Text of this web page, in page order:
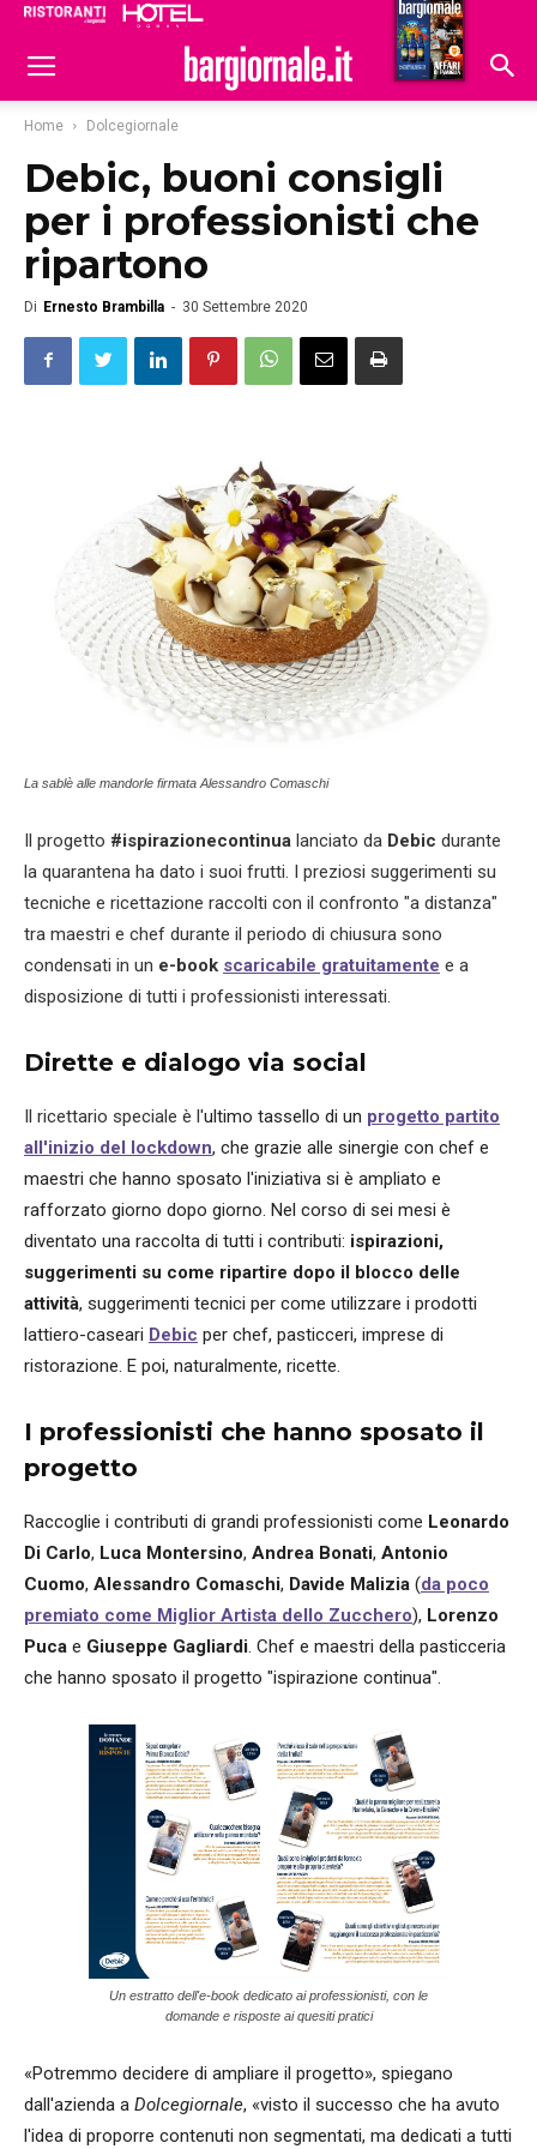
Hoteldomani
Home Dolcegiornale
Debic, buoni consigli
per i professionisti che
ripartono
Di Ernesto Brambilla - 30 Settembre 2020
La sablè alle mandorle firmata Alessandro Comaschi
Il progetto #ispirazionecontinua lanciato da Debic durante
la quarantena ha dato i suoi frutti. I preziosi suggerimenti su
tecniche e ricettazione raccolti con il confronto "a distanza"
tra maestri e chef durante il periodo di chiusura sono
condensati in un e-book scaricabile gratuitamente e a
disposizione di tutti i professionisti interessati.
Dirette e dialogo via social
Il ricettario speciale è l'ultimo tassello di un progetto partito
all'inizio del lockdown, che grazie alle sinergie con chef e
maestri che hanno sposato l'iniziativa si è ampliato e
rafforzato giorno dopo giorno. Nel corso di sei mesi è
diventato una raccolta di tutti i contributi: ispirazioni,
suggerimenti su come ripartire dopo il blocco delle
attività, suggerimenti tecnici per come utilizzare i prodotti
lattiero-caseari Debic per chef, pasticceri, imprese di
ristorazione. E poi, naturalmente, ricette.
I professionisti che hanno sposato il
progetto
Raccoglie i contributi di grandi professionisti come Leonardo
Di Carlo, Luca Montersino, Andrea Bonati, Antonio
Cuomo, Alessandro Comaschi, Davide Malizia (da poco
premiato come Miglior Artista dello Zucchero), Lorenzo
Puca e Giuseppe Gagliardi. Chef e maestri della pasticceria
che hanno sposato il progetto "ispirazione continua".
Un estratto dell'e-book dedicato ai professionisti, con le
domande e risposte ai quesiti pratici
«Potremmo decidere di ampliare il progetto», spiegano
dall'azienda a Dolcegiornale, «visto il successo che ha avuto
l'idea di proporre contenuti non segmentati, ma dedicati a tutti